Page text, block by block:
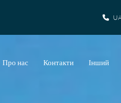
Про нас Контакти Інший